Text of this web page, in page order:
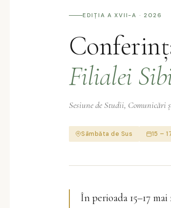
EDIȚIA A XVII-A · 2026
Filialei
Sesiune de Studii, Comunicări
Sâmbăta de Sus 15 –
În perioada 15–17